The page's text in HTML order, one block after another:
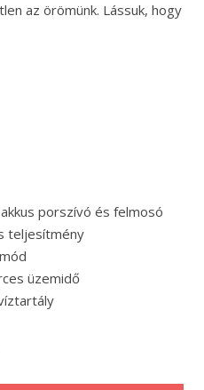
az örömünk. Lássuk, hogy
porszívó és felmosó
teljesítmény
üzemidő